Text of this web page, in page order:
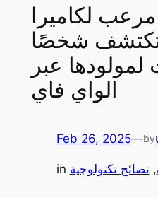
لكاميرا
تكتشف شخصًا
عبر
Feb 26, 2025—by
in , نصائح تكنولوجية